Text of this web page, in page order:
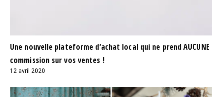
Une nouvelle plateforme d’achat local qui ne prend AUCUNE
commission sur vos ventes !
12 avril 2020